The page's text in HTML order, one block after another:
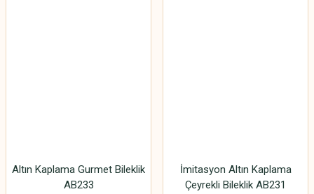
Altın Kaplama Gurmet Bileklik
AB233
İmitasyon Altın Kaplama
Çeyrekli Bileklik AB231